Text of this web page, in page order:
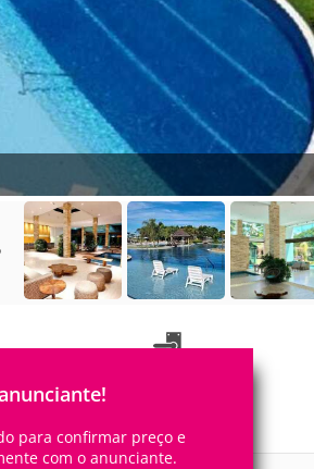
para confirmar preço e
com o anunciante.